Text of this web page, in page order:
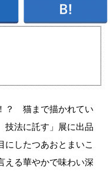
？ 猫まで描かれてい
法に託す」展に出品
にしたつあおとまいこ
える華やかで味わい深